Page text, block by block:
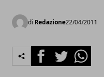
di Redazione22/04/2011
FacebookTwitterWhatsapp